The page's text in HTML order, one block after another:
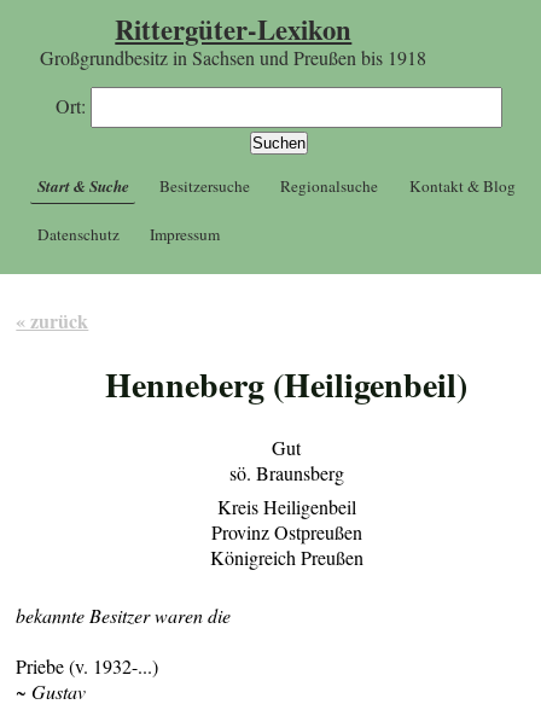
Rittergüter-Lexikon
Großgrundbesitz in Sachsen und Preußen bis 1918
Ort:
Start & Suche Besitzersuche Regionalsuche Kontakt & Blog
Datenschutz Impressum
« zurück
Henneberg (Heiligenbeil)
Gut
sö. Braunsberg
Kreis Heiligenbeil
Provinz Ostpreußen
Königreich Preußen
bekannte Besitzer waren die
Priebe (v. 1932-...)
~ Gustav